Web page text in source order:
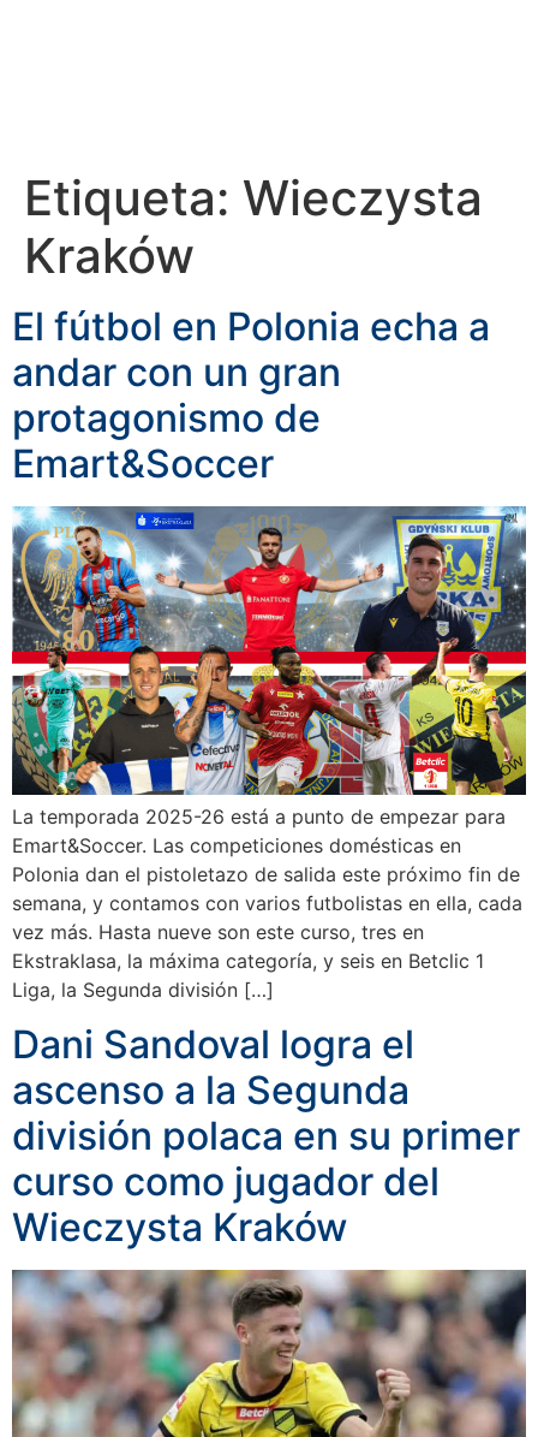
Etiqueta: Wieczysta
Kraków
El fútbol en Polonia echa a
andar con un gran
protagonismo de
Emart&Soccer
La temporada 2025-26 está a punto de empezar para
Emart&Soccer. Las competiciones domésticas en
Polonia dan el pistoletazo de salida este próximo fin de
semana, y contamos con varios futbolistas en ella, cada
vez más. Hasta nueve son este curso, tres en
Ekstraklasa, la máxima categoría, y seis en Betclic 1
Liga, la Segunda división […]
Dani Sandoval logra el
ascenso a la Segunda
división polaca en su primer
curso como jugador del
Wieczysta Kraków